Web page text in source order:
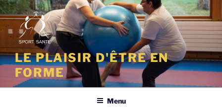
Aller
au
contenu
principal
LE PLAISIR D'ÊTRE EN
FORME
Menu